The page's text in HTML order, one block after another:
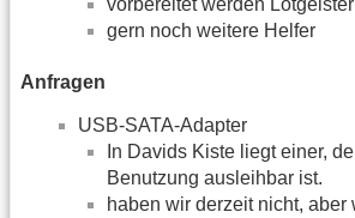
gern noch weitere Helfer
Anfragen
USB-SATA-Adapter
In Davids Kiste liegt einer,
Benutzung ausleihbar ist.
haben wir derzeit nicht, aber